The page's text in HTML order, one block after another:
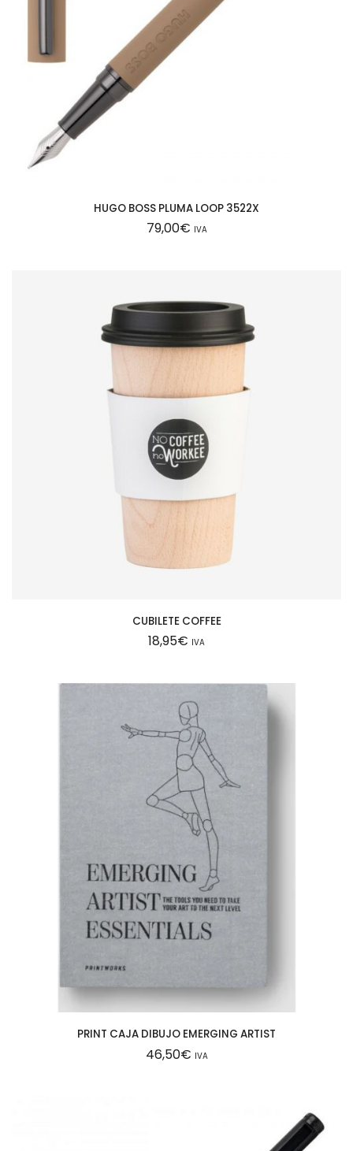
HUGO BOSS PLUMA LOOP 3522X
79,00€ IVA
CUBILETE COFFEE
18,95€ IVA
PRINT CAJA DIBUJO EMERGING ARTIST
46,50€ IVA